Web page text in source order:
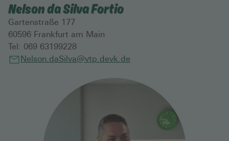
Nelson da Silva Fortio
Gartenstraße 177
60596 Frankfurt am Main
Tel: 069 63199228
Nelson.daSilva@vtp.devk.de